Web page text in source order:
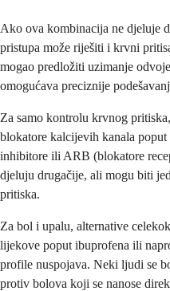
Ako ova kombinacija ne djeluje
pristupa može riješiti i krvni
mogao predložiti uzimanje
omogućava preciznije
Za samo kontrolu krvnog
blokatore kalcijevih kanala
inhibitore ili ARB (blokatore
djeluju drugačije, ali mogu biti
pritiska.
Za bol i upalu, alternative
lijekove poput ibuprofena ili
profile nuspojava. Neki ljudi se
protiv bolova koji se nanose